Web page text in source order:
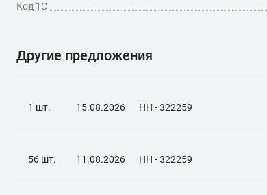
Код 1С
Другие предложения
1 шт. 15.08.2026 НН - 322259
56 шт. 11.08.2026 НН - 322259